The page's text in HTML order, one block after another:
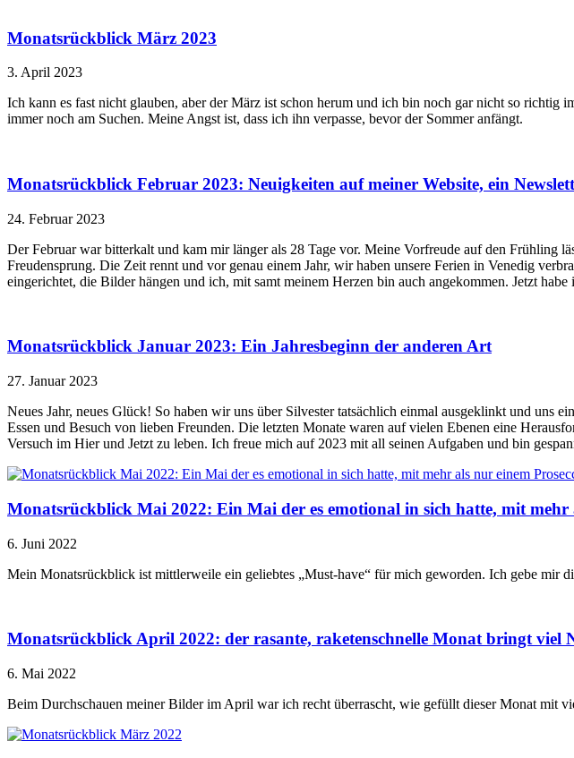
Monatsrückblick März 2023
3. April 2023
Ich kann es fast nicht glauben, aber der März ist schon herum und ich bin noch gar nicht so
immer noch am Suchen. Meine Angst ist, dass ich ihn verpasse, bevor der Sommer anfängt.
Monatsrückblick Februar 2023: Neuigkeiten auf meiner Website, ein
24. Februar 2023
Der Februar war bitterkalt und kam mir länger als 28 Tage vor. Meine Vorfreude auf den Frühling
Freudensprung. Die Zeit rennt und vor genau einem Jahr, wir haben unsere Ferien in Venedig
eingerichtet, die Bilder hängen und ich, mit samt meinem Herzen bin auch angekommen. Jetzt
Monatsrückblick Januar 2023: Ein Jahresbeginn der anderen Art
27. Januar 2023
Neues Jahr, neues Glück! So haben wir uns über Silvester tatsächlich einmal ausgeklinkt und
Essen und Besuch von lieben Freunden. Die letzten Monate waren auf vielen Ebenen eine
Versuch im Hier und Jetzt zu leben. Ich freue mich auf 2023 mit all seinen Aufgaben und bin
Monatsrückblick Mai 2022: Ein Mai der es emotional in sich hatte, mit mehr
6. Juni 2022
Mein Monatsrückblick ist mittlerweile ein geliebtes „Must-have“ für mich geworden. Ich gebe
Monatsrückblick April 2022: der rasante, raketenschnelle Monat bringt viel
6. Mai 2022
Beim Durchschauen meiner Bilder im April war ich recht überrascht, wie gefüllt dieser Monat mit